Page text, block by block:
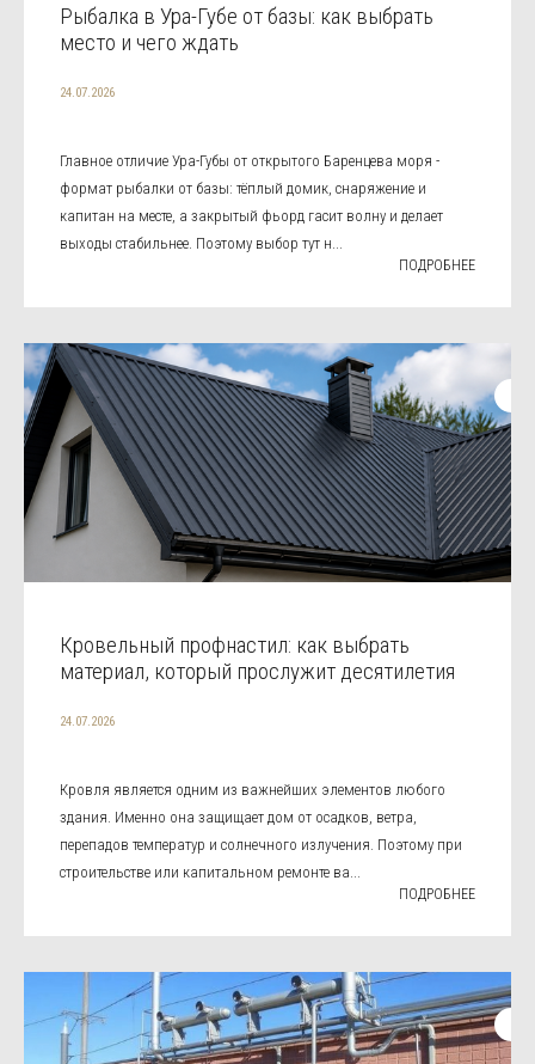
Рыбалка в Ура-Губе от базы: как выбрать
место и чего ждать
24.07.2026
Главное отличие Ура-Губы от открытого Баренцева моря -
формат рыбалки от базы: тёплый домик, снаряжение и
капитан на месте, а закрытый фьорд гасит волну и делает
выходы стабильнее. Поэтому выбор тут н...
ПОДРОБНЕЕ
Кровельный профнастил: как выбрать
материал, который прослужит десятилетия
24.07.2026
Кровля является одним из важнейших элементов любого
здания. Именно она защищает дом от осадков, ветра,
перепадов температур и солнечного излучения. Поэтому при
строительстве или капитальном ремонте ва...
ПОДРОБНЕЕ